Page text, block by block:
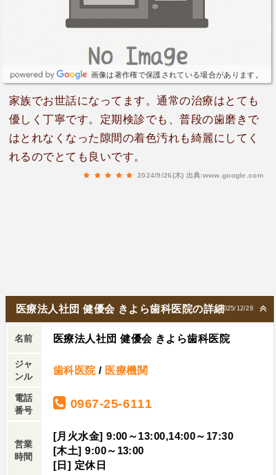
画像は著作権で保護されている場合があります。
家族でお世話になってます。通常の治療はとても
優しく丁寧です。定期検診でも、普段の歯磨きで
はとれなくなった隙間の着色汚れも綺麗にしてく
れるのでとても良いです。
2024/9/26(木) 出典:www.google.com
2025/12/28
医療法人社団 健優会 きよら歯科医院の詳細
名前 医療法人社団 健優会 きよら歯科医院
ジャ
ンル
歯科医院/ 医療機関
電話
番号
0967-25-6111
営業
時間
[月火水金] 9:00～13:00,14:00～17:30
[木土] 9:00～13:00
[日] 定休日